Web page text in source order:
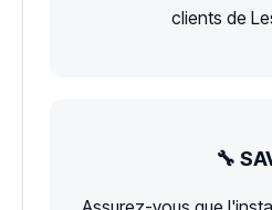
clients de
🔧